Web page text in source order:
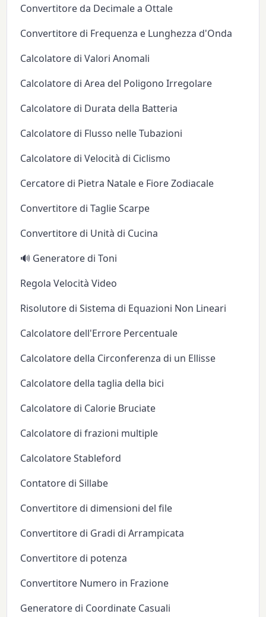
Convertitore da Decimale a Ottale
Convertitore di Frequenza e Lunghezza d'Onda
Calcolatore di Valori Anomali
Calcolatore di Area del Poligono Irregolare
Calcolatore di Durata della Batteria
Calcolatore di Flusso nelle Tubazioni
Calcolatore di Velocità di Ciclismo
Cercatore di Pietra Natale e Fiore Zodiacale
Convertitore di Taglie Scarpe
Convertitore di Unità di Cucina
🔊 Generatore di Toni
Regola Velocità Video
Risolutore di Sistema di Equazioni Non Lineari
Calcolatore dell'Errore Percentuale
Calcolatore della Circonferenza di un Ellisse
Calcolatore della taglia della bici
Calcolatore di Calorie Bruciate
Calcolatore di frazioni multiple
Calcolatore Stableford
Contatore di Sillabe
Convertitore di dimensioni del file
Convertitore di Gradi di Arrampicata
Convertitore di potenza
Convertitore Numero in Frazione
Generatore di Coordinate Casuali